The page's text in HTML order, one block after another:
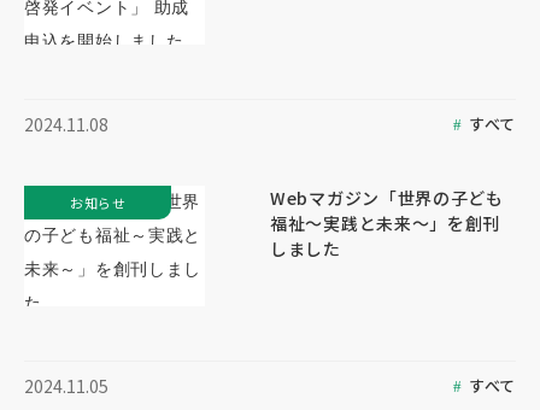
2024.11.08 すべて
Webマガジン「世界の子ども
福祉～実践と未来～」を創刊
しました
2024.11.05 すべて
お知らせ